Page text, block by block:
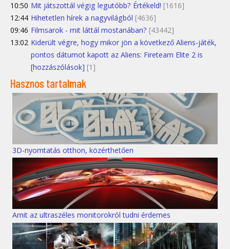
10:50 Mit játszottál végig legutóbb? Értékeld! [1616]
12:44 Hihetetlen hírek a nagyvilágból [4636]
09:46 Filmsarok - mit láttál mostanában? [43442]
13:02 Kiderült végre, hogy mikor jön a következő Aliens-játék,
pontos dátumot kapott az Aliens: Fireteam Elite 2 is
[hozzászólások] [1]
Hasznos tartalmak
3D-nyomtatás otthon, közérthetően
Amit az ultraszéles monitorokról tudni érdemes